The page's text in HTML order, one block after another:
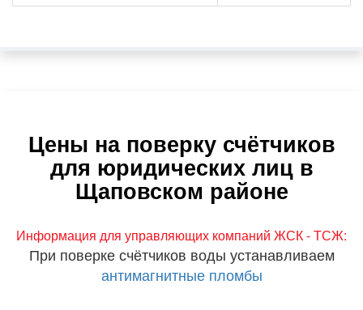
Цены на поверку счётчиков
для юридических лиц в
Щаповском районе
Информация для управляющих компаний ЖСК - ТСЖ:
При поверке счётчиков воды устанавливаем
антимагнитные пломбы